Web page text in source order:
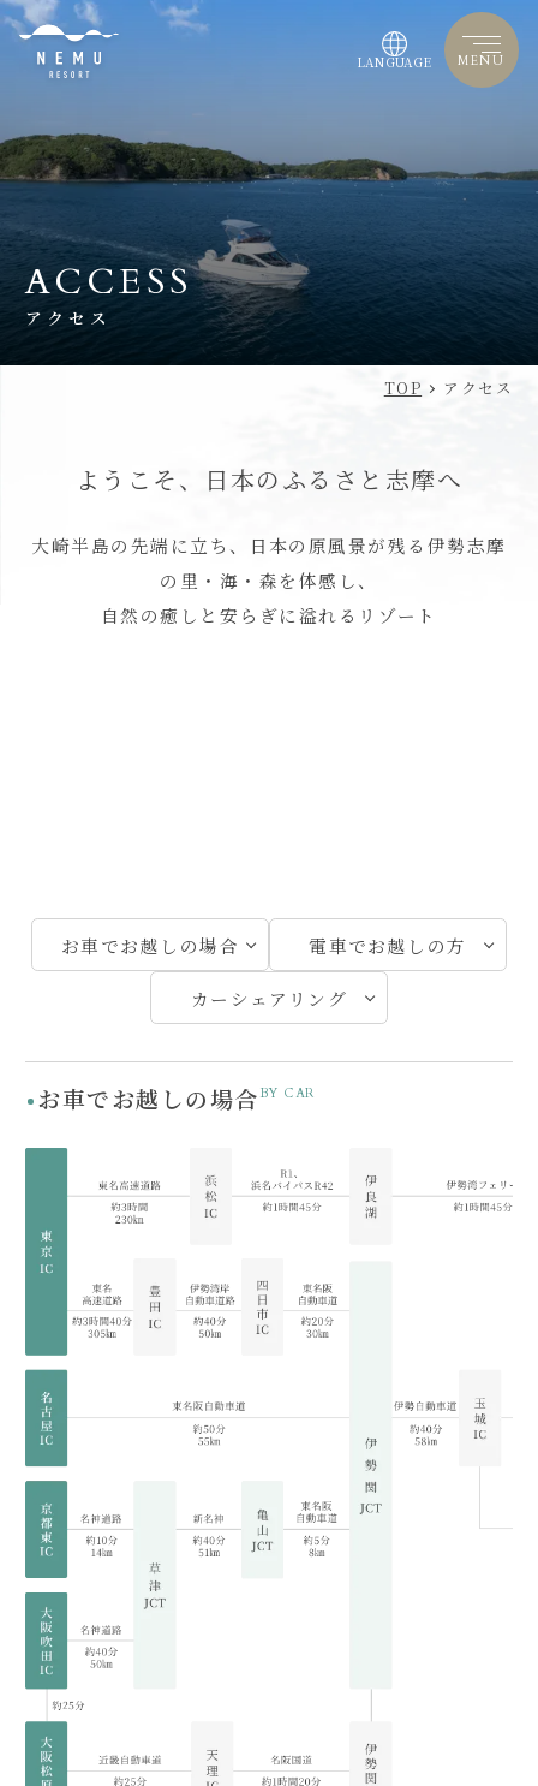
LANGUAGE MENU
ACCESS
アクセス
TOP アクセス
ようこそ、日本のふるさと志摩へ
大崎半島の先端に立ち、日本の原風景が残る伊勢志摩
の里・海・森を体感し、
自然の癒しと安らぎに溢れるリゾート
お車でお越しの場合 電車でお越しの方
カーシェアリング
お車でお越しの場合 BY CAR